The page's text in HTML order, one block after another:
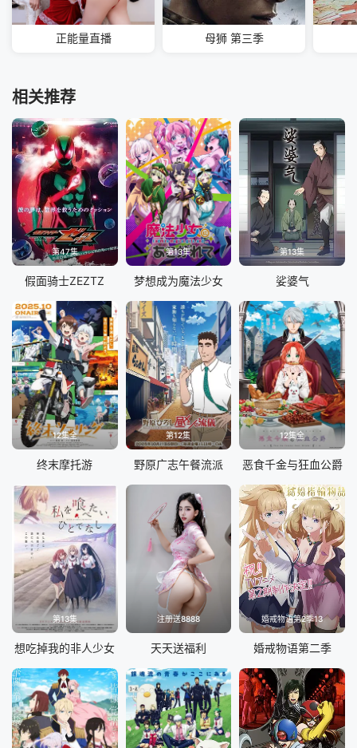
正能量直播 母狮 第三季
相关推荐
第47集
假面骑士ZEZTZ
第13集
梦想成为魔法少女
第13集
娑婆气
12集全
终末摩托游
第12集
野原广志午餐流派
12集全
恶食千金与狂血公爵
第13集
想吃掉我的非人少女
注册送8888
天天送福利
婚戒物语第2季13
婚戒物语第二季